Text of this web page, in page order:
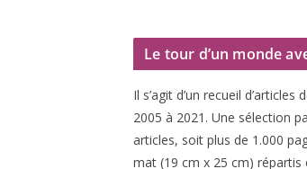
Le tour d’un monde
Il s’agit d’un recueil d’ar­ticles
2005 à 2021 . Une sélec­tion
articles, soit plus de 1 .000
mat (19 cm x 25 cm) répar­tis